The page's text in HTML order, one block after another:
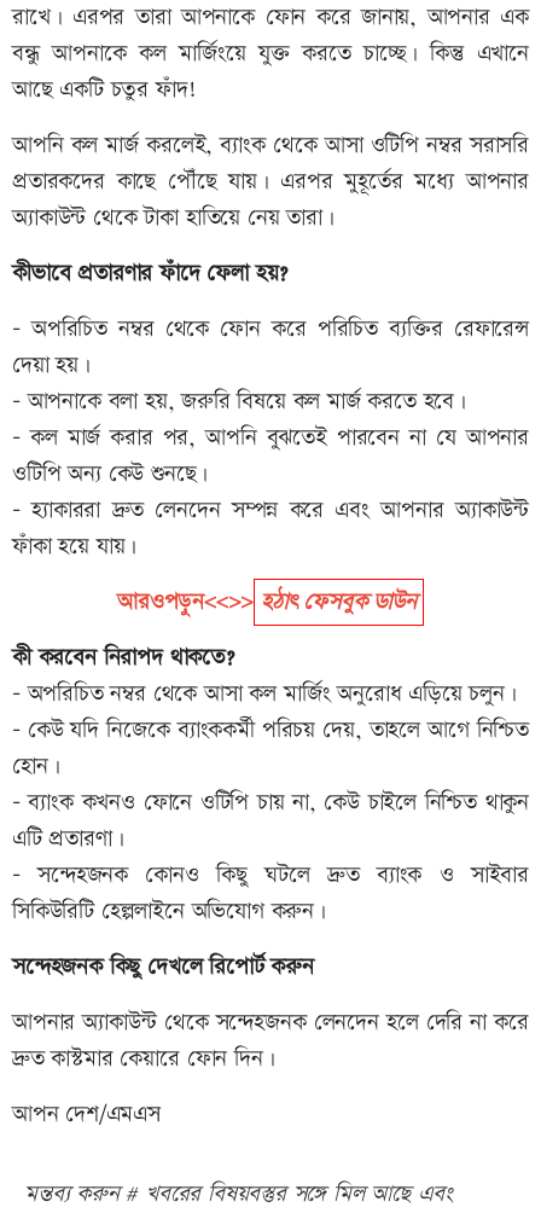
রাখে। এরপর তারা আপনাকে ফোন করে জানায়, আপনার এক
বন্ধু আপনাকে কল মার্জিংয়ে যুক্ত করতে চাচ্ছে। কিন্তু এখানে
আছে একটি চতুর ফাঁদ!
আপনি কল মার্জ করলেই, ব্যাংক থেকে আসা ওটিপি নম্বর সরাসরি
প্রতারকদের কাছে পৌঁছে যায়। এরপর মুহূর্তের মধ্যে আপনার
অ্যাকাউন্ট থেকে টাকা হাতিয়ে নেয় তারা।
কীভাবে প্রতারণার ফাঁদে ফেলা হয়?
- অপরিচিত নম্বর থেকে ফোন করে পরিচিত ব্যক্তির রেফারেন্স
দেয়া হয়।
- আপনাকে বলা হয়, জরুরি বিষয়ে কল মার্জ করতে হবে।
- কল মার্জ করার পর, আপনি বুঝতেই পারবেন না যে আপনার
ওটিপি অন্য কেউ শুনছে।
- হ্যাকাররা দ্রুত লেনদেন সম্পন্ন করে এবং আপনার অ্যাকাউন্ট
ফাঁকা হয়ে যায়।
আরওপড়ুন<<>> হঠাৎ ফেসবুক ডাউন
কী করবেন নিরাপদ থাকতে?
- অপরিচিত নম্বর থেকে আসা কল মার্জিং অনুরোধ এড়িয়ে চলুন।
- কেউ যদি নিজেকে ব্যাংককর্মী পরিচয় দেয়, তাহলে আগে নিশ্চিত
হোন।
- ব্যাংক কখনও ফোনে ওটিপি চায় না, কেউ চাইলে নিশ্চিত থাকুন
এটি প্রতারণা।
- সন্দেহজনক কোনও কিছু ঘটলে দ্রুত ব্যাংক ও সাইবার
সিকিউরিটি হেল্পলাইনে অভিযোগ করুন।
সন্দেহজনক কিছু দেখলে রিপোর্ট করুন
আপনার অ্যাকাউন্ট থেকে সন্দেহজনক লেনদেন হলে দেরি না করে
দ্রুত কাস্টমার কেয়ারে ফোন দিন।
আপন দেশ/এমএস
মন্তব্য করুন # খবরের বিষয়বস্তুর সঙ্গে মিল আছে এবং